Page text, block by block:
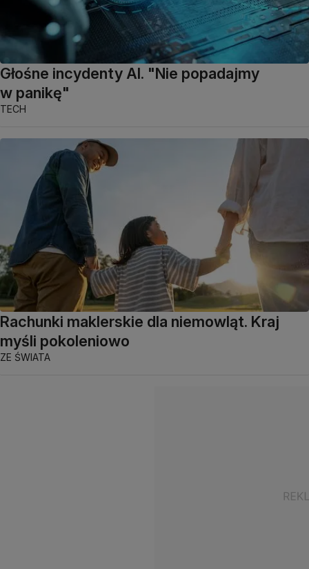
Głośne incydenty AI. "Nie popadajmy
w panikę"
TECH
Rachunki maklerskie dla niemowląt. Kraj
myśli pokoleniowo
ZE ŚWIATA